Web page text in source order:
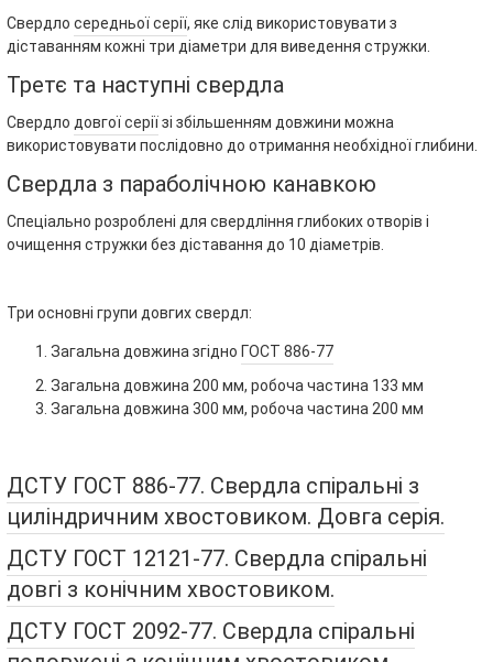
Свердло середньої серії, яке слід використовувати з
діставанням кожні три діаметри для виведення стружки.
Третє та наступні свердла
Свердло довгої серіїзі збільшенням довжини можна
використовувати послідовно до отримання необхідної глибини.
Свердла з параболічною канавкою
Спеціально розроблені для свердління глибоких отворів і
очищення стружки без діставання до 10 діаметрів.
Три основні групи довгих свердл:
Загальна довжина згідно ГОСТ 886-77
Загальна довжина 200 мм, робоча частина 133 мм
Загальна довжина 300 мм, робоча частина 200 мм
ДСТУ ГОСТ 886-77. Свердла спіральні з
циліндричним хвостовиком. Довга серія.
ДСТУ ГОСТ 12121-77. Свердла спіральні
довгі з конічним хвостовиком.
ДСТУ ГОСТ 2092-77. Свердла спіральні